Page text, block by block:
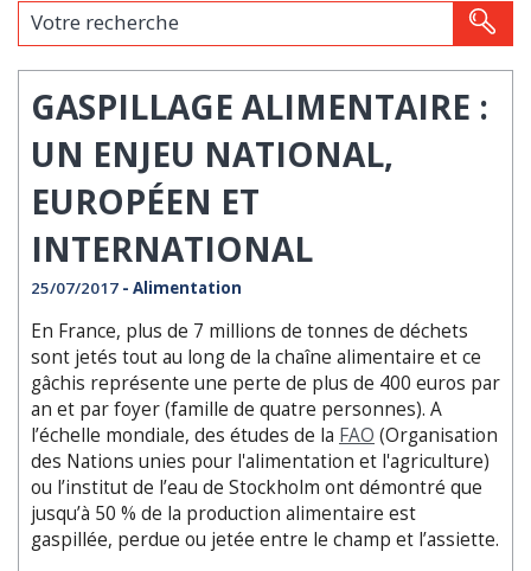
Votre recherche
GASPILLAGE ALIMENTAIRE :
UN ENJEU NATIONAL,
EUROPÉEN ET
INTERNATIONAL
25/07/2017 - Alimentation
En France, plus de 7 millions de tonnes de déchets
sont jetés tout au long de la chaîne alimentaire et ce
gâchis représente une perte de plus de 400 euros par
an et par foyer (famille de quatre personnes). A
l’échelle mondiale, des études de la FAO (Organisation
des Nations unies pour l'alimentation et l'agriculture)
ou l’institut de l’eau de Stockholm ont démontré que
jusqu’à 50 % de la production alimentaire est
gaspillée, perdue ou jetée entre le champ et l’assiette.